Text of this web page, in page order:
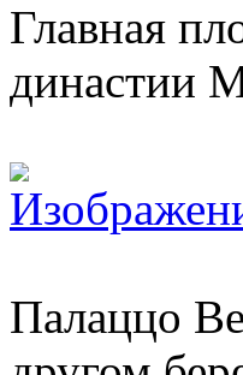
Главная
династии
Палаццо